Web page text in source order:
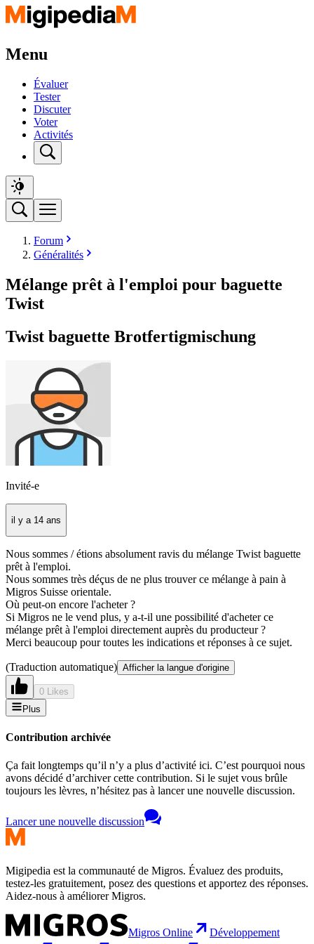
Menu
Évaluer
Tester
Discuter
Voter
Activités
Forum
Généralités
Mélange prêt à l'emploi pour baguette
Twist
Twist baguette Brotfertigmischung
Invité-e
il y a 14 ans
Nous sommes / étions absolument ravis du mélange Twist baguette
prêt à l'emploi.
Nous sommes très déçus de ne plus trouver ce mélange à pain à
Migros Suisse orientale.
Où peut-on encore l'acheter ?
Si Migros ne le vend plus, y a-t-il une possibilité d'acheter ce
mélange prêt à l'emploi directement auprès du producteur ?
Merci beaucoup pour toutes les indications et réponses à ce sujet.
(Traduction automatique) Afficher la langue d'origine
0 Likes
Plus
Contribution archivée
Ça fait longtemps qu’il n’y a plus d’activité ici. C’est pourquoi nous
avons décidé d’archiver cette contribution. Si le sujet vous brûle
toujours les lèvres, n’hésitez pas à lancer une nouvelle discussion.
Lancer une nouvelle discussion
Migipedia est la communauté de Migros. Évaluez des produits,
testez-les gratuitement, posez des questions et apportez des réponses.
Aidez-nous à améliorer Migros.
Migros Online Développement